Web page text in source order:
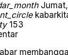
153